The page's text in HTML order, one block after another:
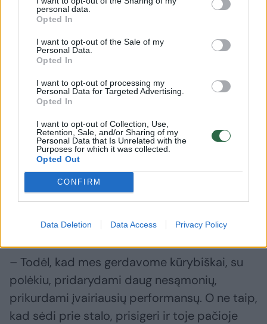
personal data.
Opted In
I want to opt-out of the Sale of my
Personal Data.
Opted In
I want to opt-out of processing my
Personal Data for Targeted Advertising.
Opted In
I want to opt-out of Collection, Use,
Retention, Sale, and/or Sharing of my
Personal Data that Is Unrelated with the
Purposes for which it was collected.
Opted Out
CONFIRM
Data Deletion Data Access Privacy Policy
gavau neigiamą pažymį ir neįstojau. Tada jau
priėmei besąlygiškai?
– Tuo metu mes visi labai daug gėrėme. Visas
kursas.
– Bet gėrė ir kitose aukštosiose, o buvo
susiformavusi nuomonė, kad tik
menininkai tiek daug geria. Kodėl?
– Todėl, kad mes gerdavome kūrybiškai, su
polėkiu, pridarydami daug nesąmonių,
prikurdami įvairiausių performansų. O ne taip,
kad sėdi prie stalo, prisigeri ir toje pačioje